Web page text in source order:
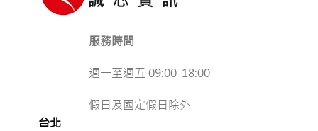
服務時間
週一至週五 09:00-18:00
假日及國定假日除外
台北